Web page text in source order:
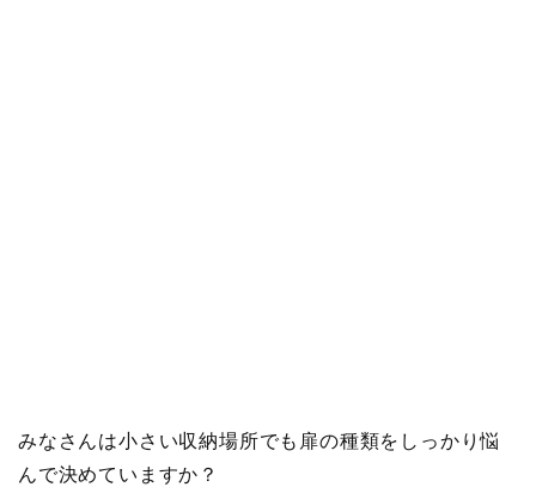
みなさんは小さい収納場所でも扉の種類をしっかり悩
んで決めていますか？